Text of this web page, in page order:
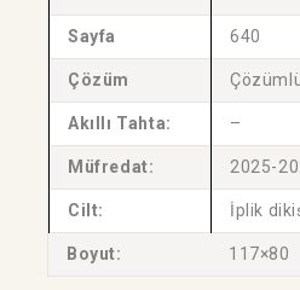
Sayfa 640
Çözüm
Akıllı Tahta: –
Müfredat: 2025-
Cilt: İplik
Boyut: 117×80